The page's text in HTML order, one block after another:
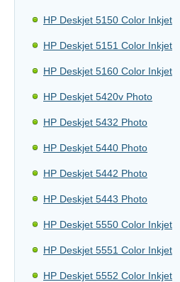
HP Deskjet 5150 Color Inkjet
HP Deskjet 5151 Color Inkjet
HP Deskjet 5160 Color Inkjet
HP Deskjet 5420v Photo
HP Deskjet 5432 Photo
HP Deskjet 5440 Photo
HP Deskjet 5442 Photo
HP Deskjet 5443 Photo
HP Deskjet 5550 Color Inkjet
HP Deskjet 5551 Color Inkjet
HP Deskjet 5552 Color Inkjet